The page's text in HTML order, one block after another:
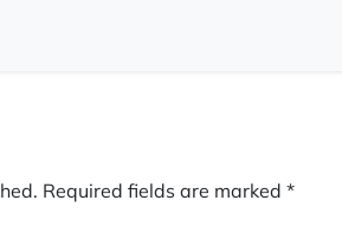
Required fields are marked *